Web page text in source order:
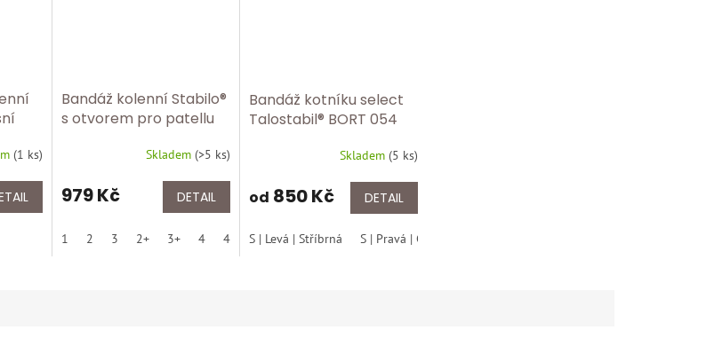
(1 ks)
Bandáž kolenní Stabilo®
s otvorem pro patellu
Skladem (>5 ks)
979 Kč DETAIL
1 2 3 2+ 3+ 4 4+ 5 5+ 6+ 6
Bandáž kotníku select
Talostabil® BORT 054
Skladem(5 ks)
od 850 Kč DETAIL
S | Levá | Stříbrná S | Pravá | Černá